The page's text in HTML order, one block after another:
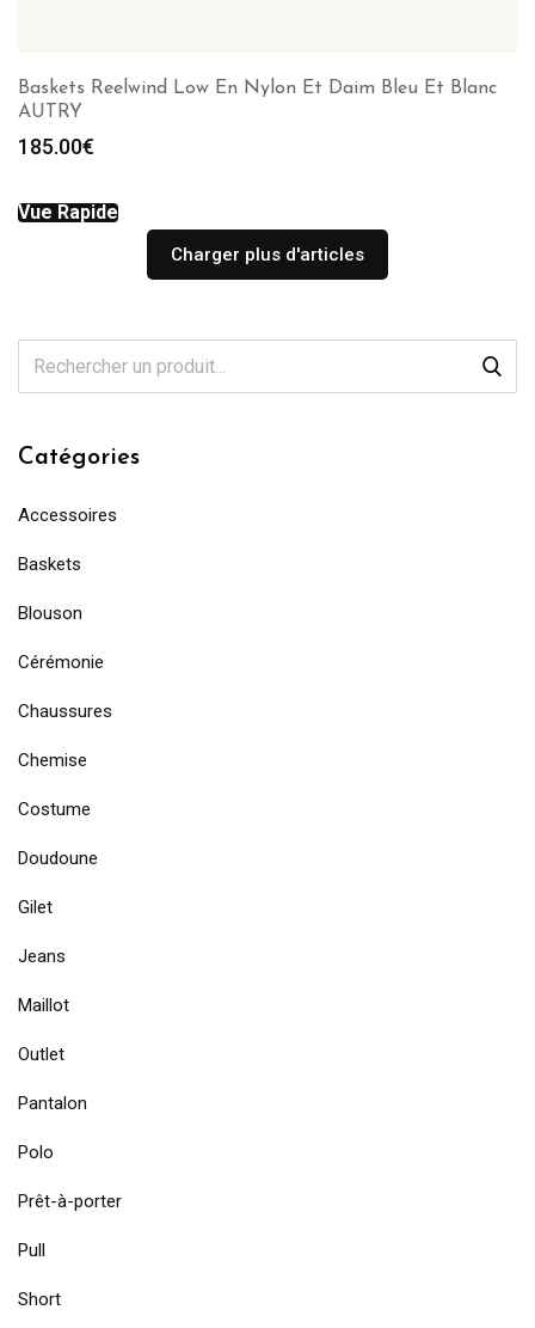
Baskets Reelwind Low En Nylon Et Daim Bleu Et Blanc
AUTRY
185.00€
Vue Rapide
Charger plus d'articles
Catégories
Accessoires
Baskets
Blouson
Cérémonie
Chaussures
Chemise
Costume
Doudoune
Gilet
Jeans
Maillot
Outlet
Pantalon
Polo
Prêt-à-porter
Pull
Short